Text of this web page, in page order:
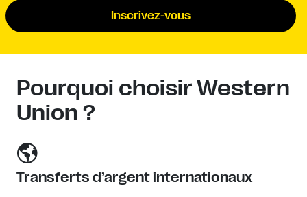
Inscrivez-vous
Pourquoi choisir Western
Union ?
Transferts d’argent internationaux